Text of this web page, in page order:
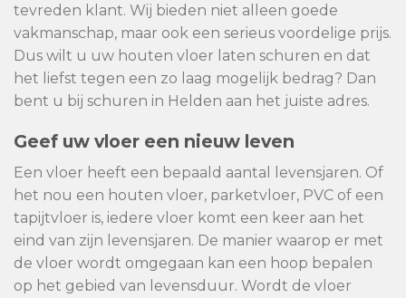
tevreden klant. Wij bieden niet alleen goede
vakmanschap, maar ook een serieus voordelige prijs.
Dus wilt u uw houten vloer laten schuren en dat
het liefst tegen een zo laag mogelijk bedrag? Dan
bent u bij schuren in Helden aan het juiste adres.
Geef uw vloer een nieuw leven
Een vloer heeft een bepaald aantal levensjaren. Of
het nou een houten vloer, parketvloer, PVC of een
tapijtvloer is, iedere vloer komt een keer aan het
eind van zijn levensjaren. De manier waarop er met
de vloer wordt omgegaan kan een hoop bepalen
op het gebied van levensduur. Wordt de vloer